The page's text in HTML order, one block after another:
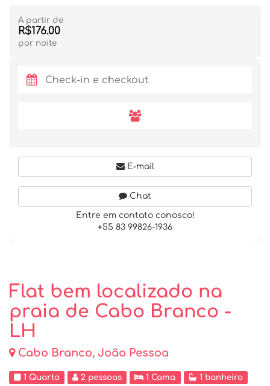
Flat bem localizado na
praia de Cabo Branco -
LH
Cabo Branco, João Pessoa
1 Quarto 2 pessoas 1 Cama 1 banheiro
A partir de
R$176.00
por noite
E-mail
Chat
Entre em contato conosco!
+55 83 99826-1936